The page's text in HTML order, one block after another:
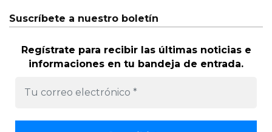
Suscríbete a nuestro boletín
Regístrate para recibir las últimas noticias e
informaciones en tu bandeja de entrada.